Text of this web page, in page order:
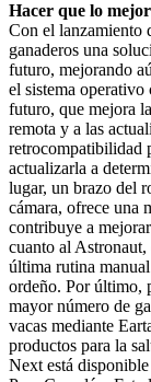
Hacer que lo
Con el lanzamiento
ganaderos una
futuro, mejorando
el sistema operativo
futuro, que mejora
remota y a las
retrocompatibilidad
actualizarla a
lugar, un brazo del
cámara, ofrece una
contribuye a
cuanto al
última rutina
ordeño. Por último,
mayor número de
vacas mediante
productos para la
Next está